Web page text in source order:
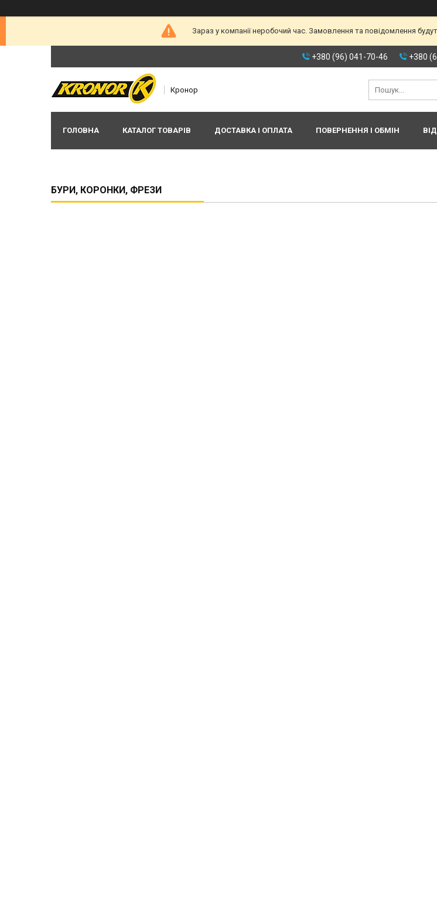
Зараз у компанії неробочий час. Замовлення та повідомлення
+380 (96) 041-70-46 +380
Кронор
ГОЛОВНА КАТАЛОГ ТОВАРІВ ДОСТАВКА І ОПЛАТА ПОВЕРНЕННЯ І ОБМІН
БУРИ, КОРОНКИ, ФРЕЗИ